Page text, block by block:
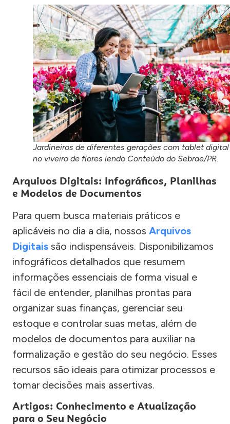
Jardineiros de diferentes gerações com tablet digital
no viveiro de flores lendo Conteúdo do Sebrae/PR.
Arquivos Digitais: Infográficos, Planilhas
e Modelos de Documentos
Para quem busca materiais práticos e
aplicáveis no dia a dia, nossos Arquivos
Digitais são indispensáveis. Disponibilizamos
infográficos detalhados que resumem
informações essenciais de forma visual e
fácil de entender, planilhas prontas para
organizar suas finanças, gerenciar seu
estoque e controlar suas metas, além de
modelos de documentos para auxiliar na
formalização e gestão do seu negócio. Esses
recursos são ideais para otimizar processos e
tomar decisões mais assertivas.
Artigos: Conhecimento e Atualização
para o Seu Negócio